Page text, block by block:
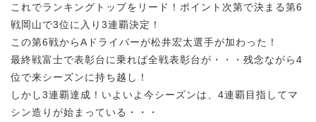
これでランキングトップをリード！ポイント次第で決まる第6
戦岡山で3位に入り3連覇決定！
この第6戦からAドライバーが松井宏太選手が加わった！
最終戦富士で表彰台に乗れば全戦表彰台が・・・残念ながら4
位で来シーズンに持ち越し！
しかし3連覇達成！いよいよ今シーズンは、4連覇目指してマ
シン造りが始まっている・・・